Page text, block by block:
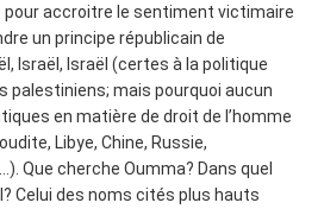
pour accroitre le sentiment victimaire
un principe républicain de
Israël, Israël (certes à la politique
palestiniens; mais pourquoi aucun
en matière de droit de l’homme
Libye, Chine, Russie,
Que cherche Oumma? Dans quel
Celui des noms cités plus hauts